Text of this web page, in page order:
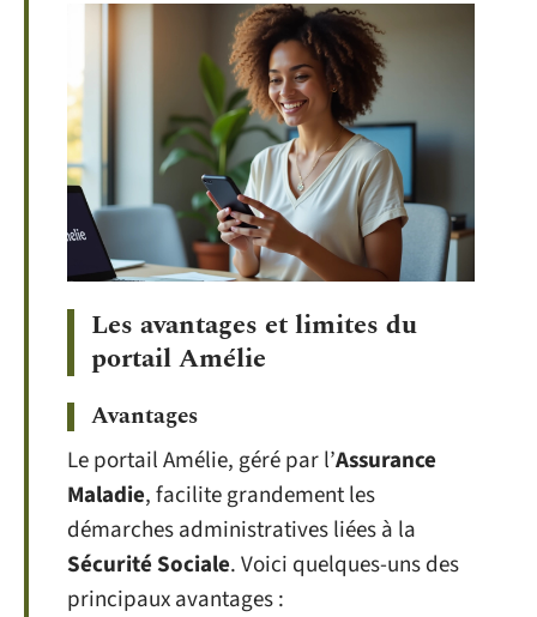
Les avantages et limites du
portail Amélie
Avantages
Le portail Amélie, géré par l’Assurance
Maladie, facilite grandement les
démarches administratives liées à la
Sécurité Sociale. Voici quelques-uns des
principaux avantages :